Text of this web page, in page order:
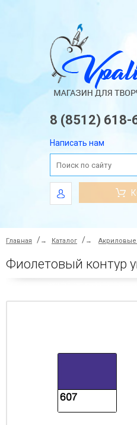
8 (8512) 618-
Написать нам
Главная → Каталог → Акриловые